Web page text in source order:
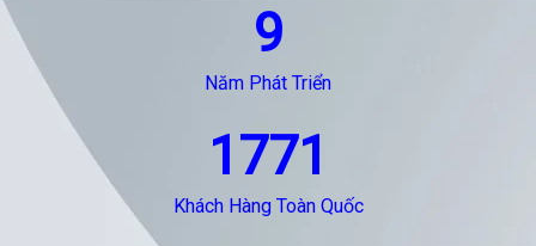
9
Năm Phát Triển
1771
Khách Hàng Toàn Quốc